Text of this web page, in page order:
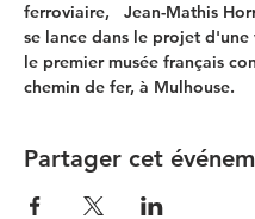
ferroviaire,   Jean-Mathis
se lance dans le projet
le premier musée français
chemin de fer, à Mulhouse.
Partager cet